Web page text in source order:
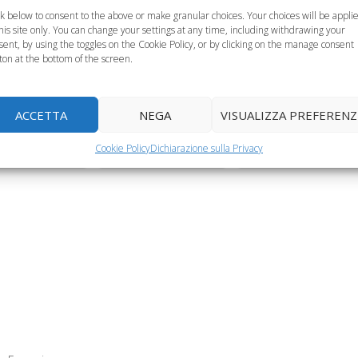
below to consent to the above or make granular choices. Your choices will be
site only. You can change your settings at any time, including withdrawing your
by using the toggles on the Cookie Policy, or by clicking on the manage consent
at the bottom of the screen.
ACCETTA NEGA VISUALIZZA
Cookie PolicyDichiarazione sulla Privacy
di bimbi
due blog
Fondazione
regalare un…
Vite Coraggiose, la
ricerca e cura…